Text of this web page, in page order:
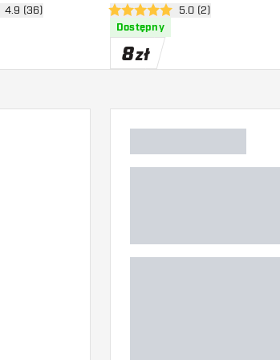
panel recenzji
4.9 (36) otwórz panel recenzji
5 gwiazdki oceny5.0 (2)
Dostępny
8zł